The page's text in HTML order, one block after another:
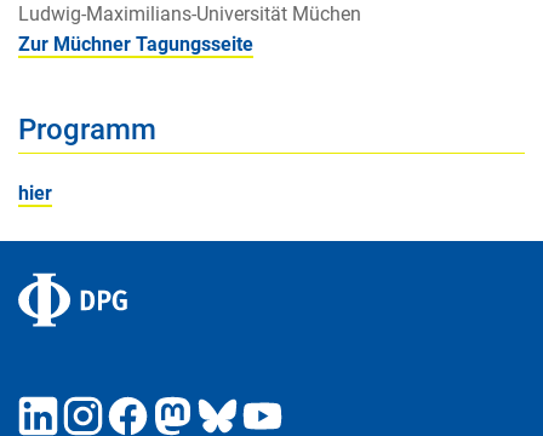
Ludwig-Maximilians-Universität Müchen
Zur Müchner Tagungsseite
Programm
hier